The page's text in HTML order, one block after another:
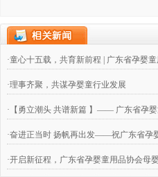
·童心十五载，共育新前程 | 广东省孕婴
·理事齐聚，共谋孕婴童行业发展
·【勇立潮头 共谱新篇 】—— 广东省孕
·奋进正当时 扬帆再出发——祝广东省孕
·开启新征程，广东省孕婴童用品协会母